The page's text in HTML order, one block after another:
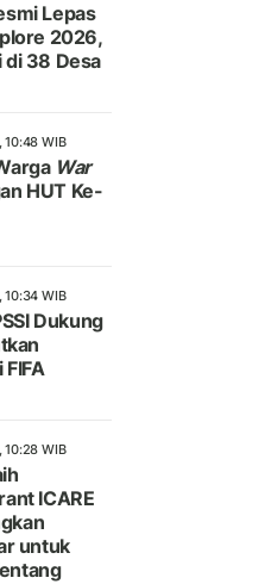
Lepas
2026,
di 38 Desa
WIB
War
HUT Ke-
WIB
Dukung
WIB
ICARE
untuk